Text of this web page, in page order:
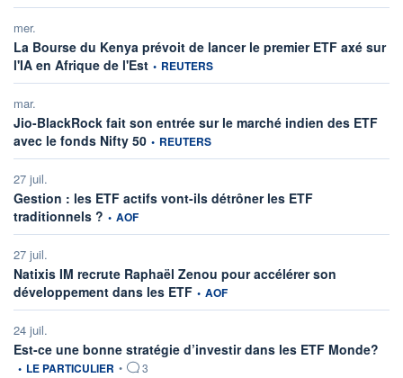
mer.
La Bourse du Kenya prévoit de lancer le premier ETF axé sur
l'IA en Afrique de l'Estinformation fournie par
• REUTERS
mar.
Jio-BlackRock fait son entrée sur le marché indien des ETF
avec le fonds Nifty 50information fournie par
• REUTERS
27 juil.
Gestion : les ETF actifs vont-ils détrôner les ETF
traditionnels ? information fournie par
• AOF
27 juil.
Natixis IM recrute Raphaël Zenou pour accélérer son
développement dans les ETFinformation fournie par
• AOF
24 juil.
Est-ce une bonne stratégie d’investir dans les ETF Monde?
• LE PARTICULIER • 3